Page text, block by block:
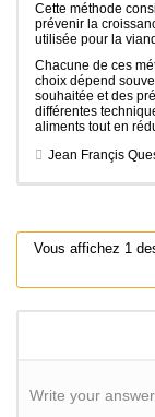
Cette méthode
prévenir la
utilisée pour la
Chacune de ces
choix dépend
souhaitée et des
différentes
aliments tout en
Jean Françis
Vous affichez 1
Write your